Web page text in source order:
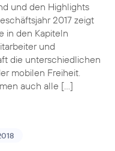
und den Highlights
2017 zeigt
in den Kapiteln
und
die unterschiedlichen
mobilen Freiheit.
auch alle […]